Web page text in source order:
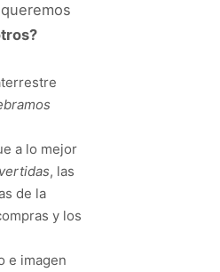
a lo mejor
, las
de la
y los
e imagen